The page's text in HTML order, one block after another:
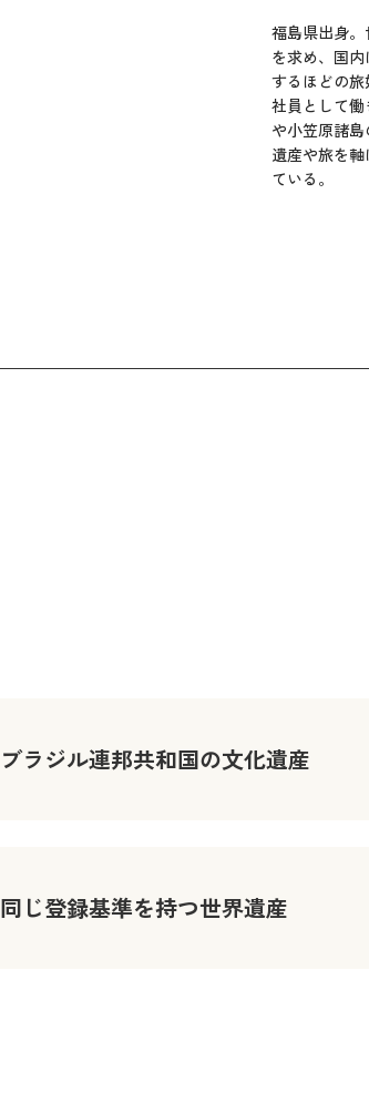
福島県出身
を求め、国
するほどの
社員として
や小笠原諸
遺産や旅を
ている。
ブラジル連邦共和国の文化遺産
同じ登録基準を持つ世界遺産